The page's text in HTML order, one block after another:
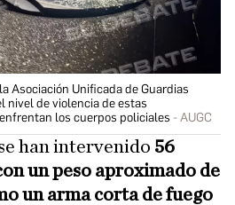
Asociación Unificada de Guardias
nivel de violencia de estas
los cuerpos policiales
AUGC
han intervenido 56
un peso aproximado de
un arma corta de fuego